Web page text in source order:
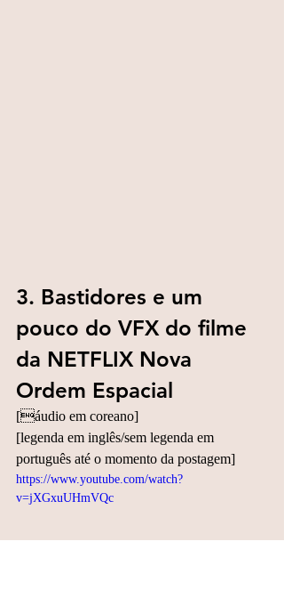
3. Bastidores e um
pouco do VFX do filme
da NETFLIX Nova
Ordem Espacial
[áudio em coreano]
[legenda em inglês/sem legenda em
português até o momento da postagem]
https://www.youtube.com/watch?
v=jXGxuUHmVQc